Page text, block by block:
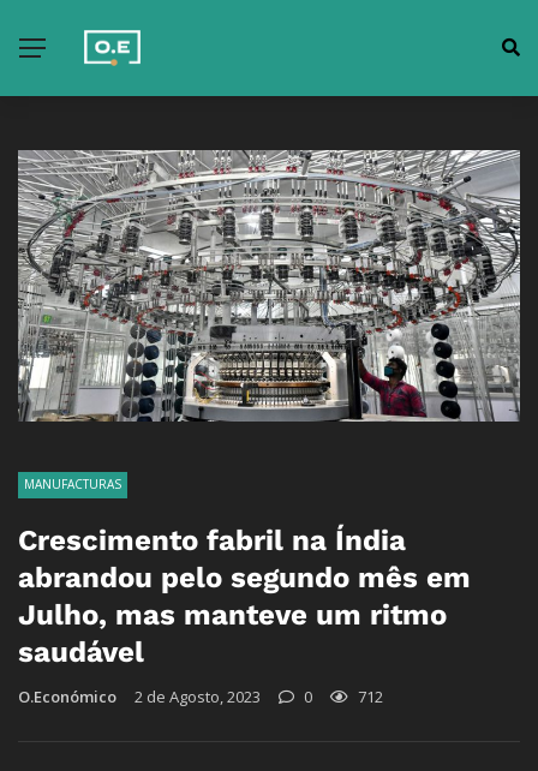
MANUFACTURAS
Crescimento fabril na Índia
abrandou pelo segundo mês em
Julho, mas manteve um ritmo
saudável
O.Económico 2 de Agosto, 2023 0 712